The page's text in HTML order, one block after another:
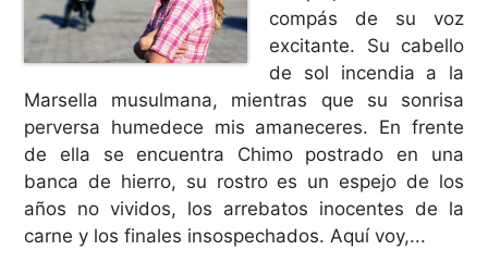
compás de su voz
excitante. Su cabello
de sol incendia a la
Marsella musulmana, mientras que su sonrisa
perversa humedece mis amaneceres. En frente
de ella se encuentra Chimo postrado en una
banca de hierro, su rostro es un espejo de los
años no vividos, los arrebatos inocentes de la
carne y los finales insospechados. Aquí voy,...